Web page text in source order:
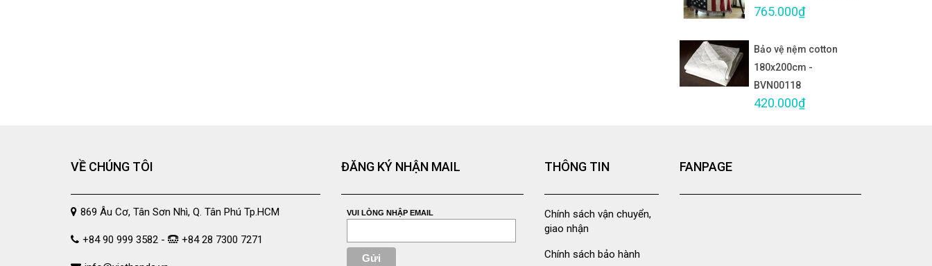
765.000₫
Bảo vệ nệm cotton
180x200cm -
BVN00118
420.000₫
VỀ CHÚNG TÔI
869 Âu Cơ, Tân Sơn Nhì, Q. Tân Phú Tp.HCM
+84 90 999 3582 - +84 28 7300 7271
ĐĂNG KÝ NHẬN MAIL
VUI LÒNG NHẬP EMAIL
THÔNG TIN
Chính sách vận chuyển,
giao nhận
Chính sách bảo hành
FANPAGE